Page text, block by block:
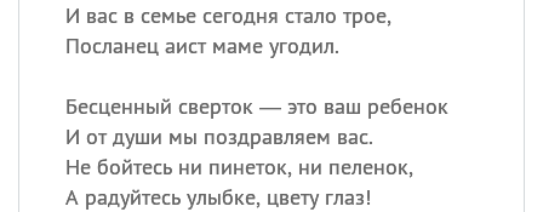
И вас в семье сегодня стало трое,
Посланец аист маме угодил.
Бесценный сверток — это ваш ребенок
И от души мы поздравляем вас.
Не бойтесь ни пинеток, ни пеленок,
А радуйтесь улыбке, цвету глаз!